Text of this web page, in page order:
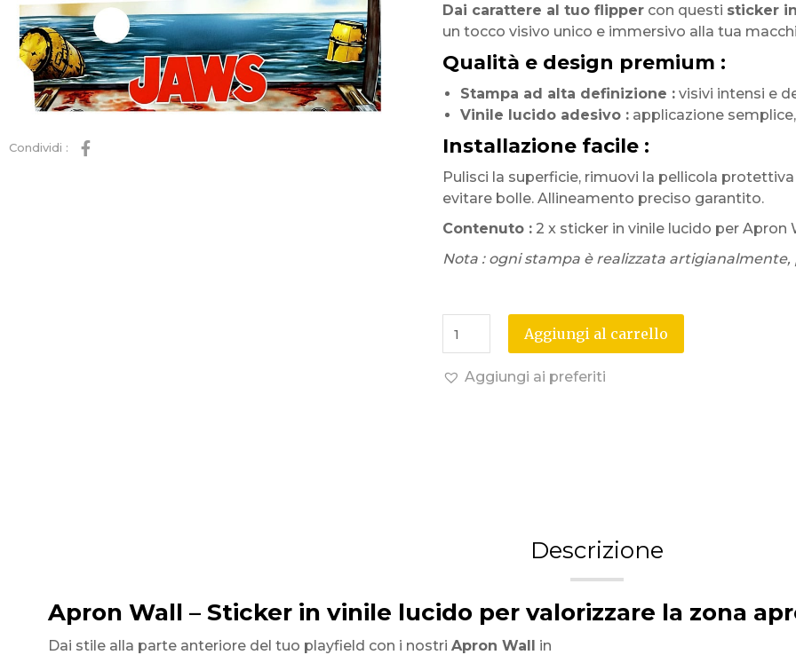
Condividi :
Dai carattere al tuo flippercon questi sticker
un tocco visivo unico e immersivo alla tua
Qualità e design premium :
Stampa ad alta definizione :visivi intensi e
Vinile lucido adesivo :applicazione
Installazione facile :
Pulisci la superficie, rimuovi la pellicola
evitare bolle. Allineamento preciso garantito.
Contenuto :2 x sticker in vinile lucido per Apron
Nota : ogni stampa è realizzata
Aggiungi al carrello
Aggiungi ai preferiti
Descrizione
Apron Wall – Sticker in vinile lucido per valorizzare la zona
Dai stile alla parte anteriore del tuo playfield con i nostri Apron Wall in